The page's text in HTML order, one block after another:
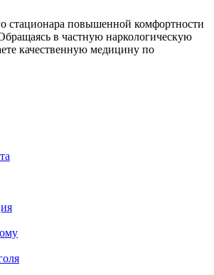
стационара повышенной комфортности
в частную наркологическую
качественную медицину по